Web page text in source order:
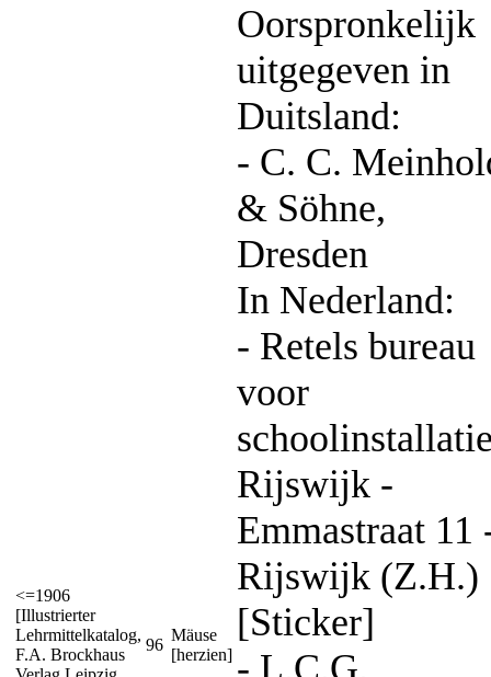
<=1906
[Illustrierter
Lehrmittelkatalog,
F.A. Brockhaus
96
Mäuse
[herzien]
Oorspronkelijk
uitgegeven in
Duitsland:
- C. C.
& Söhne,
Dresden
In Nederland:
- Retels bureau
voor
Rijswijk -
Emmastraat 11
Rijswijk (Z.H.)
[Sticker]
- L.C.G.